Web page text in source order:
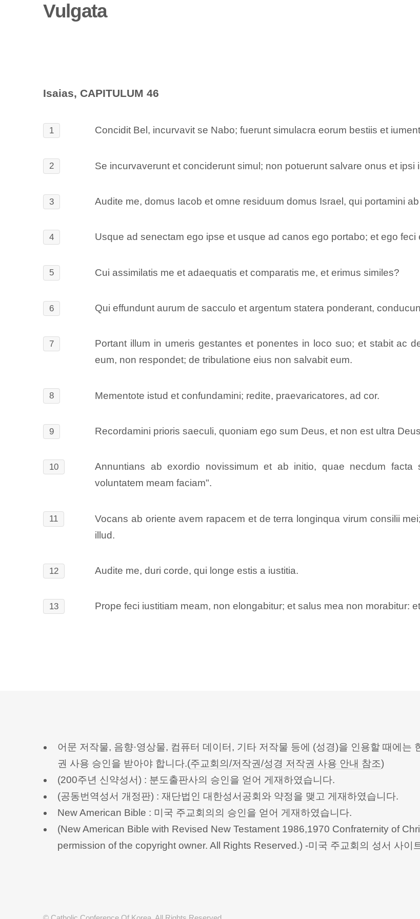
Vulgata
Isaias, CAPITULUM 46
1 Concidit Bel, incurvavit se Nabo; fuerunt simulacra eorum bestiis et
2 Se incurvaverunt et conciderunt simul; non potuerunt salvare onus et ipsi
3 Audite me, domus Iacob et omne residuum domus Israel, qui portamini
4 Usque ad senectam ego ipse et usque ad canos ego portabo; et ego
5 Cui assimilatis me et adaequatis et comparatis me, et erimus similes?
6 Qui effundunt aurum de sacculo et argentum statera ponderant,
7
Portant illum in umeris gestantes et ponentes in loco suo; et stabit ac
eum, non respondet; de tribulatione eius non salvabit eum.
8 Mementote istud et confundamini; redite, praevaricatores, ad cor.
9 Recordamini prioris saeculi, quoniam ego sum Deus, et non est ultra
10
Annuntians ab exordio novissimum et ab initio, quae necdum facta
voluntatem meam faciam".
11
Vocans ab oriente avem rapacem et de terra longinqua virum consilii
illud.
12 Audite me, duri corde, qui longe estis a iustitia.
13 Prope feci iustitiam meam, non elongabitur; et salus mea non morabitur:
어문 저작물, 음향·영상물, 컴퓨터 데이터, 기타 저작물 등에 (성경)을 인용할 때에는
권 사용 승인을 받아야 합니다.(주교회의/저작권/성경 저작권 사용 안내 참조)
(200주년 신약성서) : 분도출판사의 승인을 얻어 게재하였습니다.
(공동번역성서 개정판) : 재단법인 대한성서공회와 약정을 맺고 게재하였습니다.
New American Bible : 미국 주교회의의 승인을 얻어 게재하였습니다.
(New American Bible with Revised New Testament 1986,1970 Confraternity of
permission of the copyright owner. All Rights Reserved.) -미국 주교회의 성서 사이